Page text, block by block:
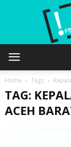
Home Tags
TAG:
ACEH